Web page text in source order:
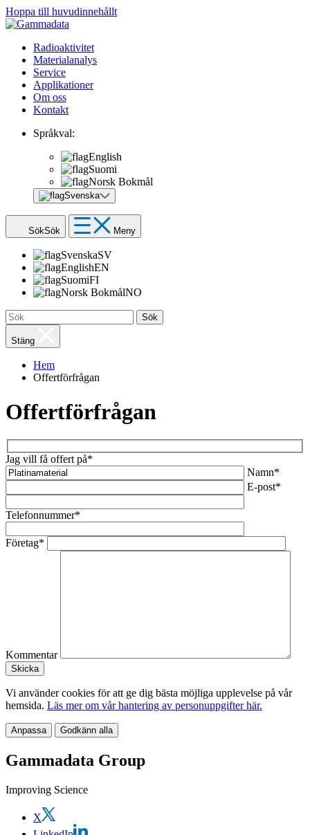
Hoppa till huvudinnehållt
Radioaktivitet
Materialanalys
Service
Applikationer
Om oss
Kontakt
Språkval:
English
Suomi
Norsk Bokmål
Svenska
SökSök Meny
SvenskaSV
EnglishEN
SuomiFI
Norsk BokmålNO
Sök
Stäng
Hem
Offertförfrågan
Offertförfrågan
Jag vill få offert på*
Namn*
E-post*
Telefonnummer*
Företag*
Kommentar
Vi använder cookies för att ge dig bästa möjliga upplevelse på vår
hemsida. Läs mer om vår hantering av personuppgifter här.
Anpassa Godkänn alla
Gammadata Group
Improving Science
X